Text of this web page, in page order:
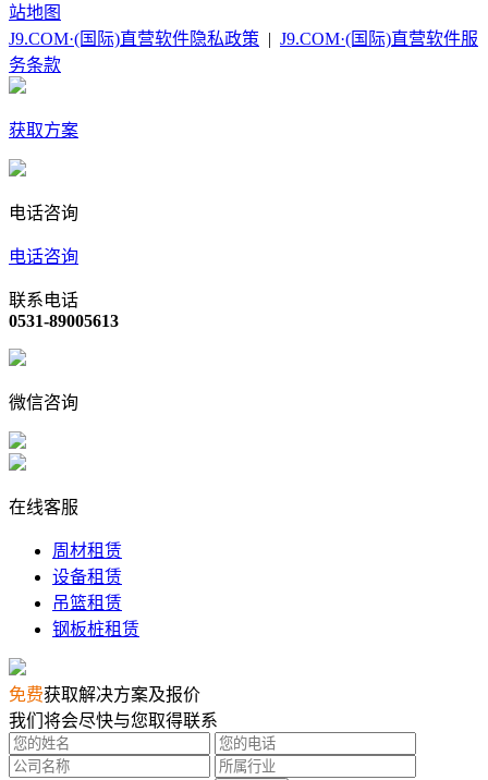
站地图
J9.COM·(国际)直营软件隐私政策
J9.COM·(国际)直营软件服
务条款
获取方案
电话咨询
电话咨询
联系电话
0531-89005613
微信咨询
在线客服
周材租赁
设备租赁
吊篮租赁
钢板桩租赁
免费获取解决方案及报价
我们将会尽快与您取得联系